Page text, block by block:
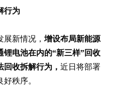
行为
新情况， 增设布局新能源
电池在内的“新三样”回收
回收拆解行为， 近日将部署
秩序。